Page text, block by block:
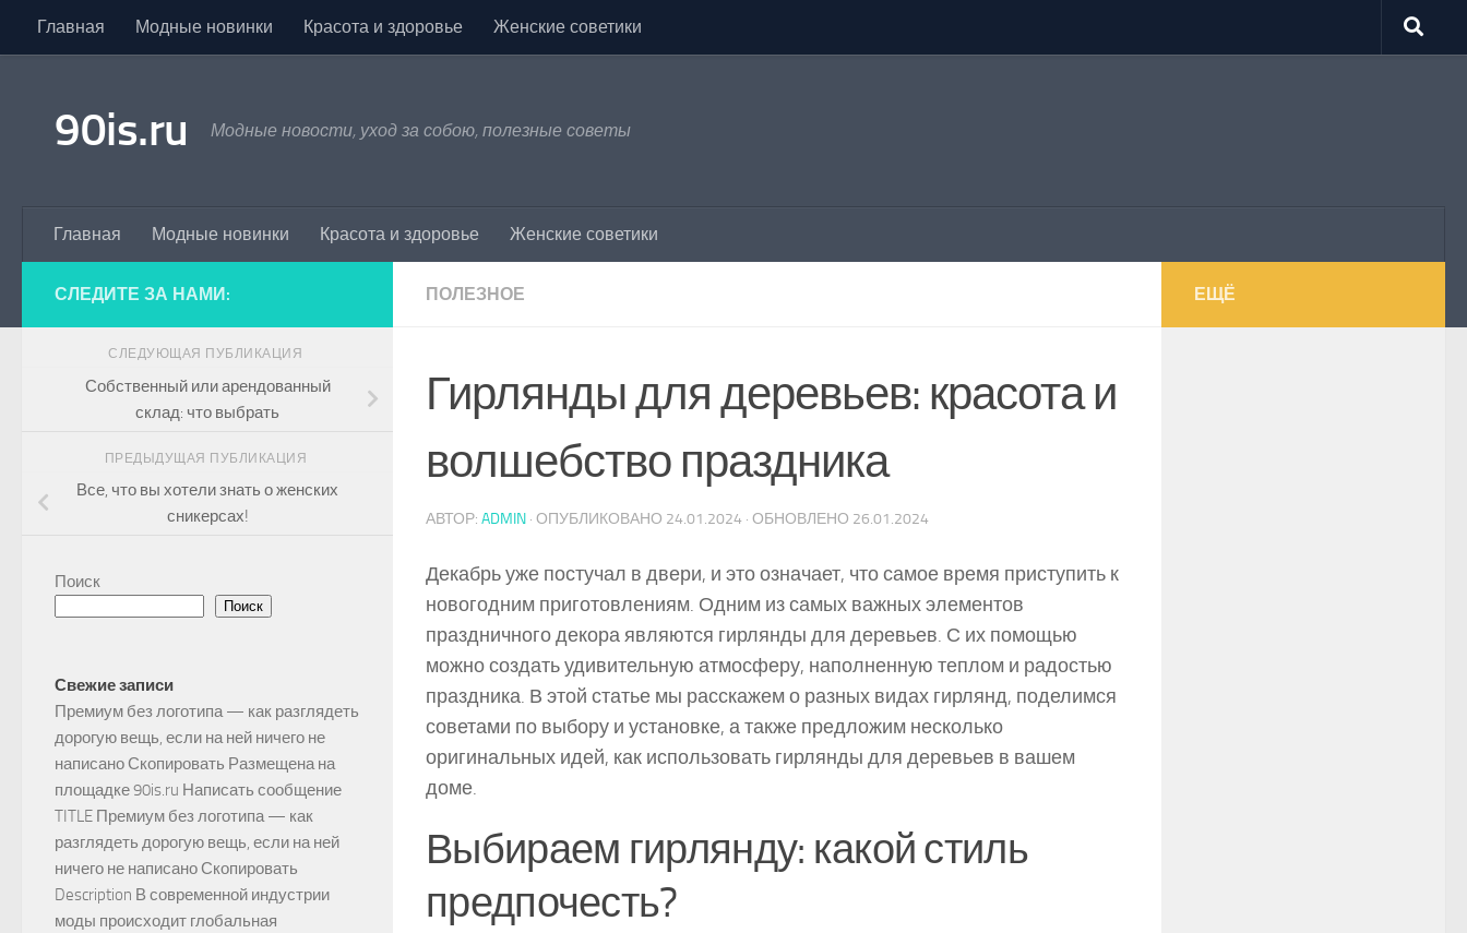
Skip to content
Главная Модные новинки Красота и здоровье Женские советики
90is.ru Модные новости, уход за собою, полезные советы
Главная Модные новинки Красота и здоровье Женские советики
ПОЛЕЗНОЕ
Гирлянды для деревьев: красота и
волшебство праздника
АВТОР: ADMIN · ОПУБЛИКОВАНО 24.01.2024 · ОБНОВЛЕНО 26.01.2024
Декабрь уже постучал в двери, и это означает, что самое время приступить к
новогодним приготовлениям. Одним из самых важных элементов
праздничного декора являются гирлянды для деревьев. С их помощью
можно создать удивительную атмосферу, наполненную теплом и радостью
праздника. В этой статье мы расскажем о разных видах гирлянд, поделимся
советами по выбору и установке, а также предложим несколько
оригинальных идей, как использовать гирлянды для деревьев в вашем
доме.
Выбираем гирлянду: какой стиль
предпочесть?
СЛЕДИТЕ ЗА НАМИ:
СЛЕДУЮЩАЯ ПУБЛИКАЦИЯ
Собственный или арендованный
склад: что выбрать
ПРЕДЫДУЩАЯ ПУБЛИКАЦИЯ
Все, что вы хотели знать о женских
сникерсах!
Поиск
Поиск
Свежие записи
Премиум без логотипа — как разглядеть
дорогую вещь, если на ней ничего не
написано Скопировать Размещена на
площадке 90is.ru Написать сообщение
TITLE Премиум без логотипа — как
разглядеть дорогую вещь, если на ней
ничего не написано Скопировать
Description В современной индустрии
моды происходит глобальная
ЕЩЁ